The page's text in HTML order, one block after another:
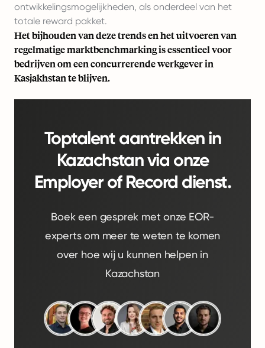
ontwikkelingsmogelijkheden, als onderdeel van het
totale reward pakket.
Het bijhouden van deze trends en het uitvoeren van
regelmatige marktbenchmarking is essentieel voor
bedrijven om een concurrerende werkgever in
Kasjakhstan te blijven.
Toptalent aantrekken in
Kazachstan via onze
Employer of Record dienst.
Boek een gesprek met onze EOR-
experts om meer te weten te komen
over hoe wij u kunnen helpen in
Kazachstan